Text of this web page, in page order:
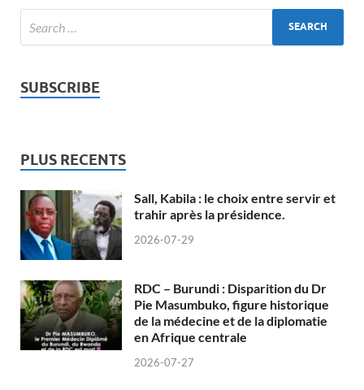
SUBSCRIBE
PLUS RECENTS
Sall, Kabila : le choix entre servir et
trahir après la présidence.
2026-07-29
RDC – Burundi : Disparition du Dr
Pie Masumbuko, figure historique
de la médecine et de la diplomatie
en Afrique centrale
2026-07-27